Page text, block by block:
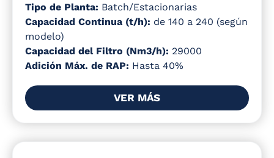
Tipo de Planta: Batch/Estacionarias
Capacidad Continua (t/h): de 140 a 240 (según
modelo)
Capacidad del Filtro (Nm3/h): 29000
Adición Máx. de RAP: Hasta 40%
VER MÁS